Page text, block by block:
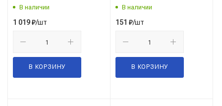
В наличии
1 019₽/шт
В КОРЗИНУ
В наличии
151 ₽/шт
В КОРЗИНУ